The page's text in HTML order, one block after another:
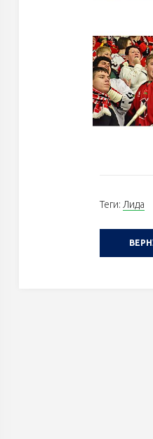
Теги: Лида